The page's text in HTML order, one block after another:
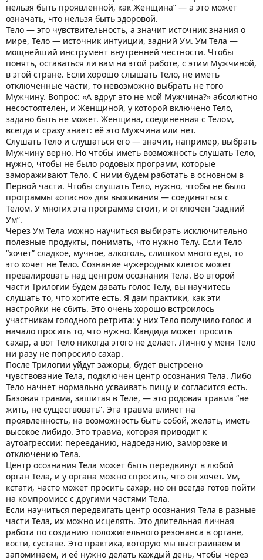
нельзя быть проявленной, как Женщина” — а это может
означать, что нельзя быть здоровой.
Тело — это чувствительность, а значит источник знания о
мире, Тело — источник интуиции, задний Ум. Ум Тела —
мощнейший инструмент внутренней честности. Чтобы
понять, оставаться ли вам на этой работе, с этим Мужчиной,
в этой стране. Если хорошо слышать Тело, не иметь
отключенные части, то невозможно выбрать не того
Мужчину. Вопрос: «А вдруг это не мой Мужчина?» абсолютно
несостоятелен, и Женщиной, у которой включено Тело,
задано быть не может. Женщина, соединённая с Телом,
всегда и сразу знает: её это Мужчина или нет.
Слушать Тело и слушаться его — значит, например, выбрать
Мужчину верно. Но чтобы иметь возможность слушать Тело,
нужно, чтобы не было родовых программ, которые
замораживают Тело. С ними будем работать в основном в
Первой части. Чтобы слушать Тело, нужно, чтобы не было
программы «опасно» для выживания — соединяться с
Телом. У многих эта программа стоит, и отключен “задний
Ум”.
Через Ум Тела можно научиться выбирать исключительно
полезные продукты, понимать, что нужно Телу. Если Тело
“хочет” сладкое, мучное, алкоголь, слишком много еды, то
это хочет не Тело. Сознание чужеродных клеток может
превалировать над центром осознания Тела. Во второй
части Трилогии будем давать голос Телу, вы научитесь
слушать то, что хотите есть. Я дам практики, как эти
настройки не сбить. Это очень хорошо встроилось
участникам голодного ретрита: у них Тело получило голос и
начало просить то, что нужно. Кандида может просить
сахар, а вот Тело никогда этого не делает. Лично у меня Тело
ни разу не попросило сахар.
После Трилогии уйдут зажоры, будет выстроено
чувствование Тела, подключен центр осознания Тела. Либо
Тело начнёт нормально усваивать пищу и согласится есть.
Базовая травма, зашитая в Теле, — это родовая травма “не
жить, не существовать”. Эта травма влияет на
проявленность, на возможность быть собой, желать, иметь
высокое либидо. Это травма, которая приводит к
аутоагрессии: перееданию, надоеданию, заморозке и
отключению Тела.
Центр осознания Тела может быть передвинут в любой
орган Тела, и у органа можно спросить, что он хочет. Ум,
кстати, часто может просить сахар, но он всегда готов пойти
на компромисс с другими частями Тела.
Если научиться передвигать центр осознания Тела в разные
части Тела, их можно исцелять. Это длительная личная
работа по созданию положительного резонанса в органе,
кости, суставе. Это практика, которую мы выстраиваем и
запоминаем, и её нужно делать каждый день, чтобы через